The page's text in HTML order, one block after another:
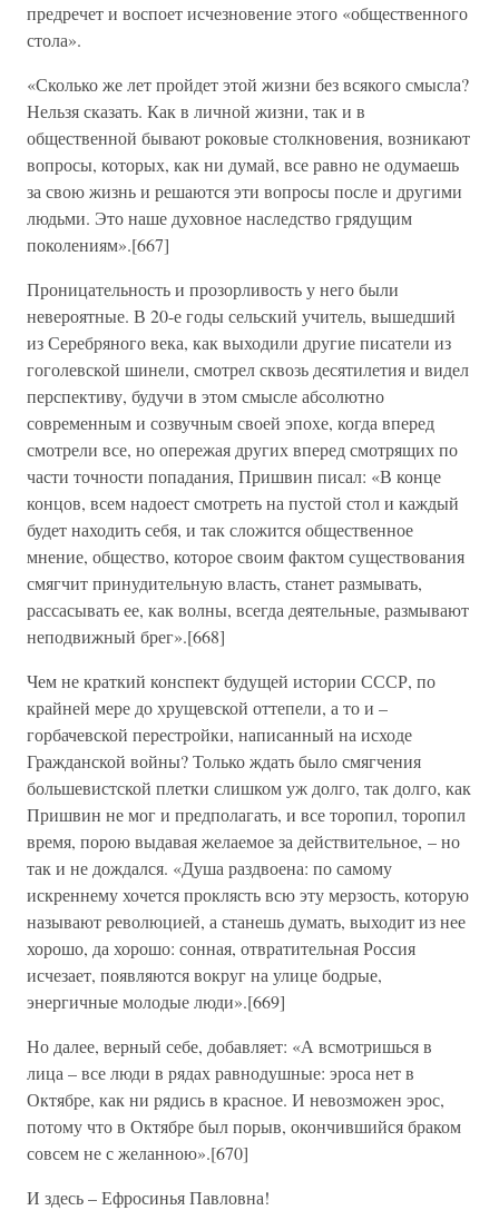
предречет и воспоет исчезновение этого «общественного
стола».
«Сколько же лет пройдет этой жизни без всякого смысла?
Нельзя сказать. Как в личной жизни, так и в
общественной бывают роковые столкновения, возникают
вопросы, которых, как ни думай, все равно не одумаешь
за свою жизнь и решаются эти вопросы после и другими
людьми. Это наше духовное наследство грядущим
поколениям».[667]
Проницательность и прозорливость у него были
невероятные. В 20-е годы сельский учитель, вышедший
из Серебряного века, как выходили другие писатели из
гоголевской шинели, смотрел сквозь десятилетия и видел
перспективу, будучи в этом смысле абсолютно
современным и созвучным своей эпохе, когда вперед
смотрели все, но опережая других вперед смотрящих по
части точности попадания, Пришвин писал: «В конце
концов, всем надоест смотреть на пустой стол и каждый
будет находить себя, и так сложится общественное
мнение, общество, которое своим фактом существования
смягчит принудительную власть, станет размывать,
рассасывать ее, как волны, всегда деятельные, размывают
неподвижный брег».[668]
Чем не краткий конспект будущей истории СССР, по
крайней мере до хрущевской оттепели, а то и –
горбачевской перестройки, написанный на исходе
Гражданской войны? Только ждать было смягчения
большевистской плетки слишком уж долго, так долго, как
Пришвин не мог и предполагать, и все торопил, торопил
время, порою выдавая желаемое за действительное, – но
так и не дождался. «Душа раздвоена: по самому
искреннему хочется проклясть всю эту мерзость, которую
называют революцией, а станешь думать, выходит из нее
хорошо, да хорошо: сонная, отвратительная Россия
исчезает, появляются вокруг на улице бодрые,
энергичные молодые люди».[669]
Но далее, верный себе, добавляет: «А всмотришься в
лица – все люди в рядах равнодушные: эроса нет в
Октябре, как ни рядись в красное. И невозможен эрос,
потому что в Октябре был порыв, окончившийся браком
совсем не с желанною».[670]
И здесь – Ефросинья Павловна!